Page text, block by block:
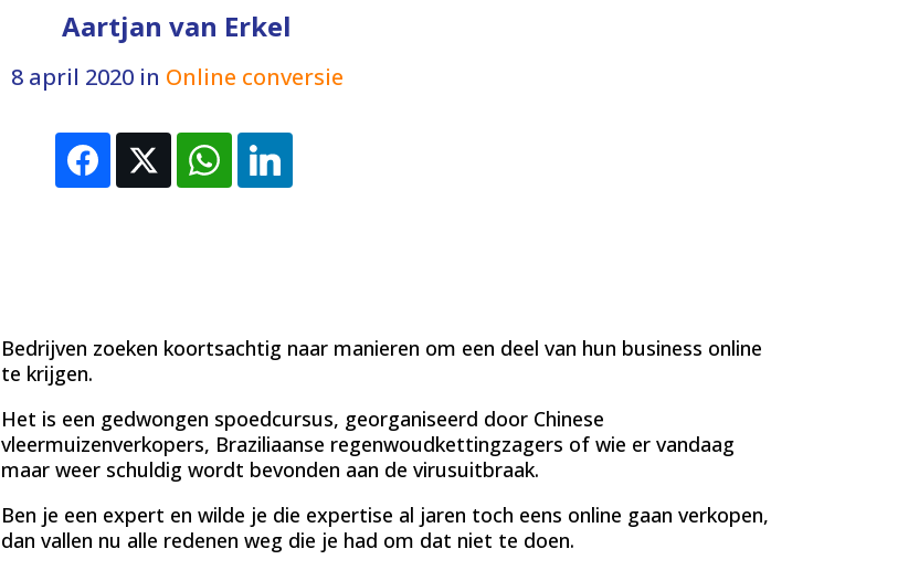
Aartjan van Erkel
8 april 2020in Online conversie
Bedrijven zoeken koortsachtig naar manieren om een deel van hun business online
te krijgen.
Het is een gedwongen spoedcursus, georganiseerd door Chinese
vleermuizenverkopers, Braziliaanse regenwoudkettingzagers of wie er vandaag
maar weer schuldig wordt bevonden aan de virusuitbraak.
Ben je een expert en wilde je die expertise al jaren toch eens online gaan verkopen,
dan vallen nu alle redenen weg die je had om dat niet te doen.